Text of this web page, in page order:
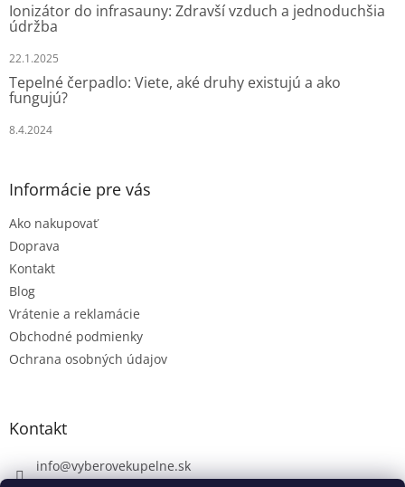
Ionizátor do infrasauny: Zdravší vzduch a jednoduchšia
údržba
22.1.2025
Tepelné čerpadlo: Viete, aké druhy existujú a ako
fungujú?
8.4.2024
Informácie pre vás
Ako nakupovať
Doprava
Kontakt
Blog
Vrátenie a reklamácie
Obchodné podmienky
Ochrana osobných údajov
Kontakt
info@vyberovekupelne.sk